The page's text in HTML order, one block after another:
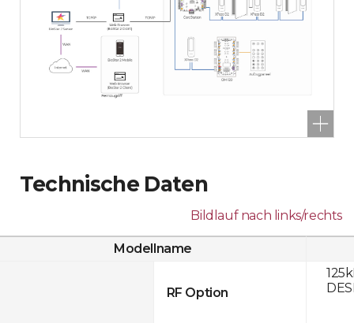
Technische Daten
Bildlauf nach links/rechts
Modellname
RF Option